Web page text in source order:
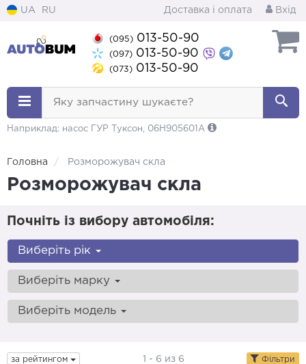
UA RU Доставка і оплата Вхід
(095) 013-50-90
(097) 013-50-90
(073) 013-50-90
Яку запчастину шукаєте?
Наприклад: насос ГУР Туксон, 06H905601A
Головна Розморожувач скла
Розморожувач скла
Почніть із вибору автомобіля:
Виберіть рік
Виберіть марку
Виберіть модель
за рейтингом 1 - 6 из 6 Фільтри